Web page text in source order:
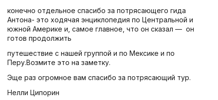
конечно отдельное спасибо за потрясающего гида
Антона- это ходячая энциклопедия по Центральной и
южной Америке и, самое главное, что он сказал — он
готов продолжить
путешествие с нашей группой и по Мексике и по
Перу.Возмите это на заметку.
Эще раз огромное вам спасибо за потрясающий тур.
Нелли Ципорин